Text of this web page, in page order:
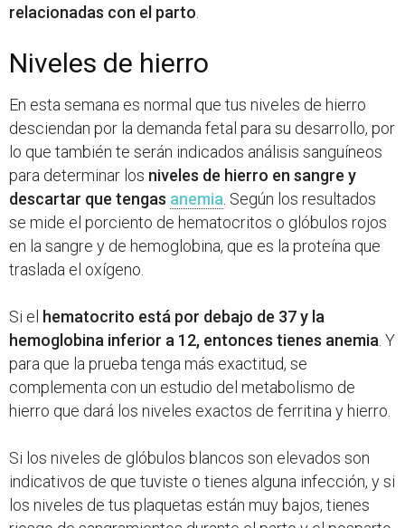
relacionadas con el parto.
Niveles de hierro
En esta semana es normal que tus niveles de hierro
desciendan por la demanda fetal para su desarrollo, por
lo que también te serán indicados análisis sanguíneos
para determinar los niveles de hierro en sangre y
descartar que tengas anemia . Según los resultados
se mide el porciento de hematocritos o glóbulos rojos
en la sangre y de hemoglobina, que es la proteína que
traslada el oxígeno.
Si el hematocrito está por debajo de 37 y la
hemoglobina inferior a 12, entonces tienes anemia . Y
para que la prueba tenga más exactitud, se
complementa con un estudio del metabolismo de
hierro que dará los niveles exactos de ferritina y hierro.
Si los niveles de glóbulos blancos son elevados son
indicativos de que tuviste o tienes alguna infección, y si
los niveles de tus plaquetas están muy bajos, tienes